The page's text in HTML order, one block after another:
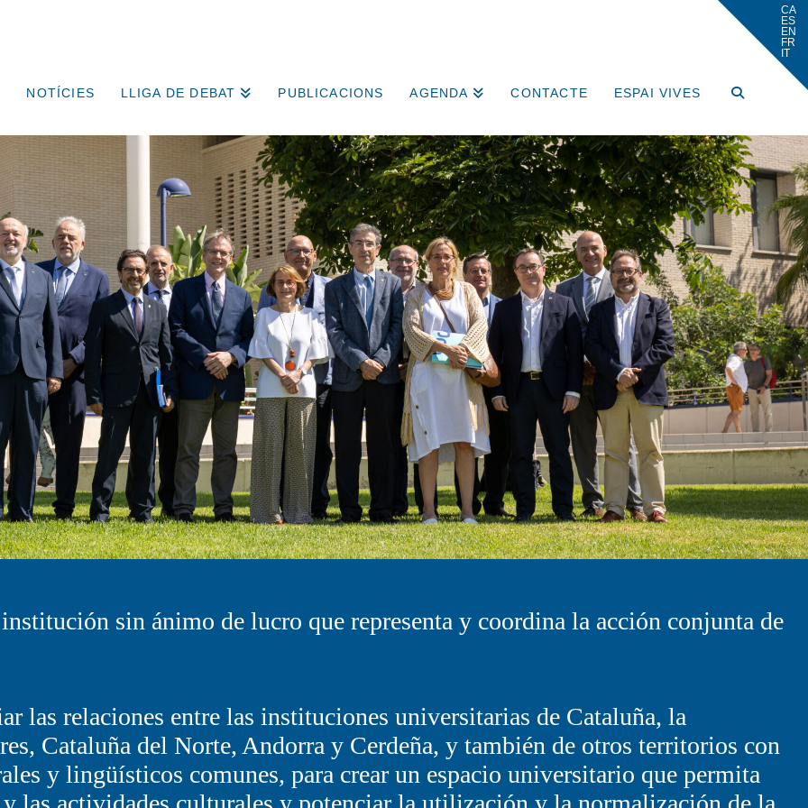
NOTÍCIES LLIGA DE DEBAT PUBLICACIONS AGENDA CONTACTE ESPAI VIVES
sin ánimo de lucro que representa y coordina la acción conjunta de
las relaciones entre las instituciones universitarias de Cataluña, la
Cataluña del Norte, Andorra y Cerdeña, y también de otros territorios con
y lingüísticos comunes, para crear un espacio universitario que permita